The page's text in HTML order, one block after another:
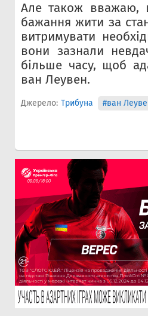
Але також вважаю,
бажання жити за
витримувати
вони зазнали
більше часу, щоб
ван Леувен.
Джерело: Трибуна #ван